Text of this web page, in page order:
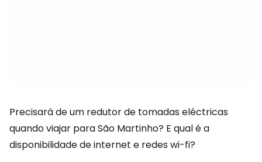
Precisará de um redutor de tomadas eléctricas
quando viajar para São Martinho? E qual é a
disponibilidade de internet e redes wi-fi?